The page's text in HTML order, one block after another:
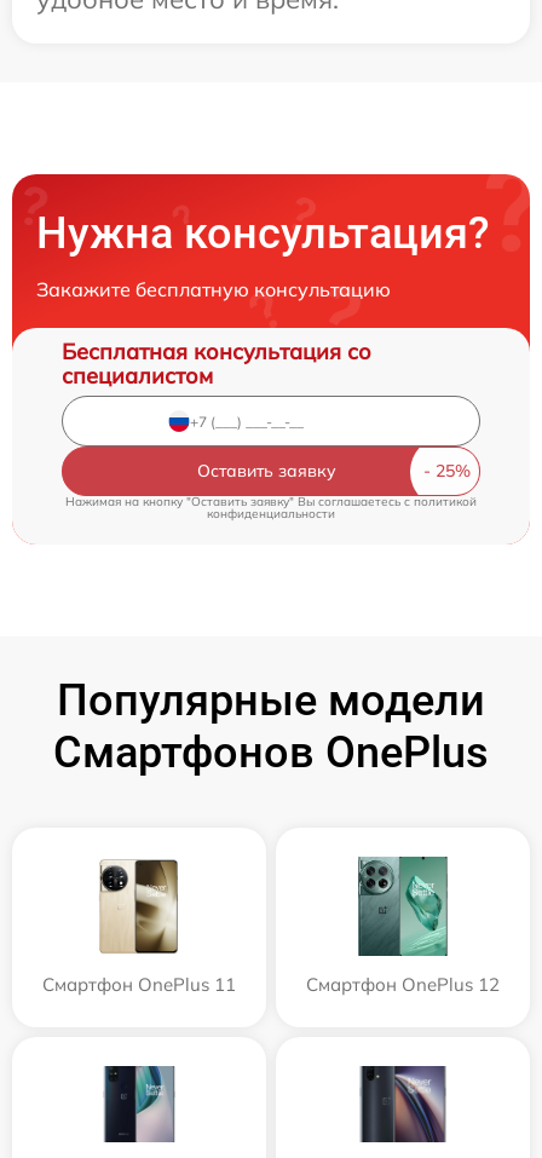
Нужна консультация?
Закажите бесплатную консультацию
Бесплатная консультация со
специалистом
Оставить заявку
Нажимая на кнопку "Оставить заявку" Вы соглашаетесь c политикой
конфиденциальности
Популярные модели
Смартфонов OnePlus
Смартфон OnePlus 11 Смартфон OnePlus 12